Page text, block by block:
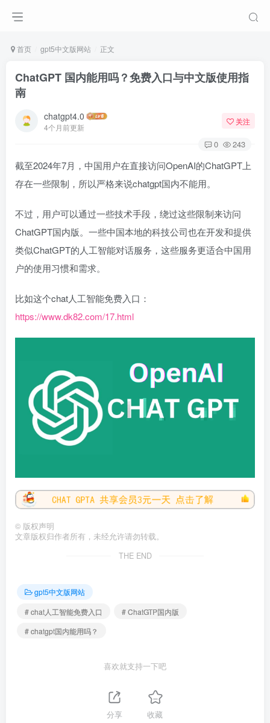
首页 gpt5中文版网站 正文
ChatGPT 国内能用吗？免费入口与中文版使用指
南
chatgpt4.0
4个月前更新
关注
0 243
截至2024年7月，中国用户在直接访问OpenAI的ChatGPT上
存在一些限制，所以严格来说chatgpt国内不能用。
不过，用户可以通过一些技术手段，绕过这些限制来访问
ChatGPT国内版。一些中国本地的科技公司也在开发和提供
类似ChatGPT的人工智能对话服务，这些服务更适合中国用
户的使用习惯和需求。
比如这个chat人工智能免费入口：
https://www.dk82.com/17.html
© 版权声明
文章版权归作者所有，未经允许请勿转载。
THE END
gpt5中文版网站
# chat人工智能免费入口
# ChatGTP国内版
# chatgpt国内能用吗？
喜欢就支持一下吧
分享 收藏